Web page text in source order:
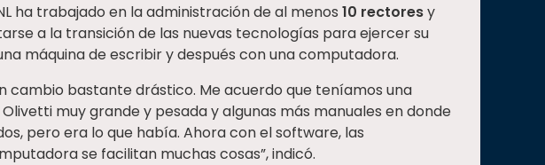
ha trabajado en la administración de al menos 10 rectoresy
a la transición de las nuevas tecnologías para ejercer su
máquina de escribir y después con una computadora.
cambio bastante drástico. Me acuerdo que teníamos una
muy grande y pesada y algunas más manuales en donde
pero era lo que había. Ahora con el software, las
se facilitan muchas cosas”, indicó.